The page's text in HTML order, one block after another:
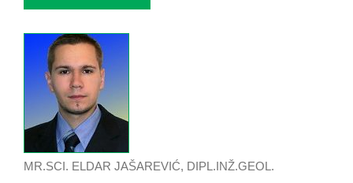
MR.SCI. ELDAR JAŠAREVIĆ, DIPL.INŽ.GEOL.